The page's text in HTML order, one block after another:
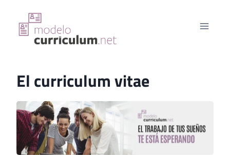
contenido
El curriculum vitae